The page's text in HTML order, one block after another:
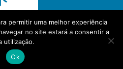
permitir uma melhor experiência
no site estará a consentir a
utilização.
Ok